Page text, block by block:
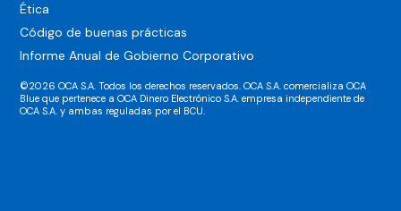
Ética
Código de buenas prácticas
Informe Anual de Gobierno Corporativo
©2026 OCA S.A. Todos los derechos reservados. OCA S.A. comercializa OCA
Blue que pertenece a OCA Dinero Electrónico S.A. empresa independiente de
OCA S.A. y ambas reguladas por el BCU.